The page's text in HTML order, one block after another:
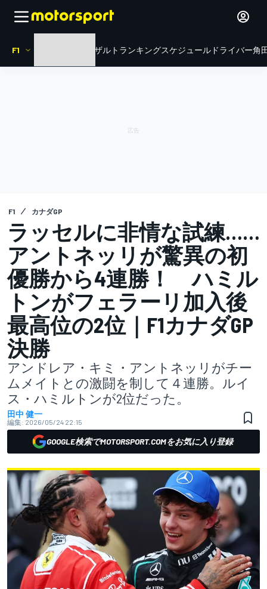
F1 リザルト ランキングスケジュール ドライバー角
F1 カナダGP
ラッセルに非情な試練……
アントネッリが驚異の初
優勝から4連勝！ ハミル
トンがフェラーリ加入後
最高位の2位｜F1カナダGP
決勝
アンドレア・キミ・アントネッリがチー
ムメイトとの激闘を制して４連勝。ルイ
ス・ハミルトンが2位だった。
田中 健一
編集: 2026/05/24 22:15
GOOGLE検索でMOTORSPORT.COMをお気に入り登録